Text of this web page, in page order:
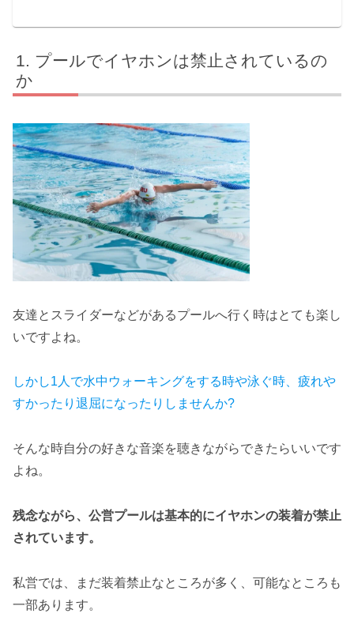
プールでイヤホンは禁止されているの
か
友達とスライダーなどがあるプールへ行く時はとても楽し
いですよね。
しかし1人で水中ウォーキングをする時や泳ぐ時、疲れや
すかったり退屈になったりしませんか?
そんな時自分の好きな音楽を聴きながらできたらいいです
よね。
残念ながら、公営プールは基本的にイヤホンの装着が禁止
されています。
私営では、まだ装着禁止なところが多く、可能なところも
一部あります。